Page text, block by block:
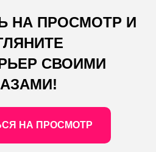
НА ПРОСМОТР И
СВОИМИ
НА ПРОСМОТР